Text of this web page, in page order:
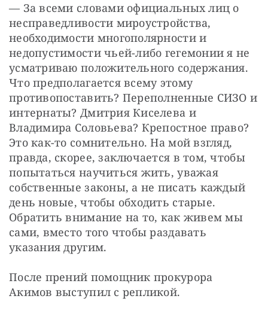
— За всеми словами официальных лиц о
несправедливости мироустройства,
необходимости многополярности и
недопустимости чьей-либо гегемонии я не
усматриваю положительного содержания.
Что предполагается всему этому
противопоставить? Переполненные СИЗО и
интернаты? Дмитрия Киселева и
Владимира Соловьева? Крепостное право?
Это как-то сомнительно. На мой взгляд,
правда, скорее, заключается в том, чтобы
попытаться научиться жить, уважая
собственные законы, а не писать каждый
день новые, чтобы обходить старые.
Обратить внимание на то, как живем мы
сами, вместо того чтобы раздавать
указания другим.
После прений помощник прокурора
Акимов выступил с репликой.